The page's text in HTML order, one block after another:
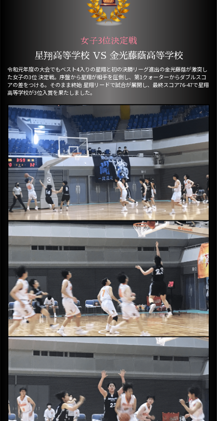
女子3位決定戦
星翔高等学校 VS 金光藤蔭高等学校
令和元年度の大会でもベスト4入りの星翔と初の決勝リーグ進出の金光藤蔭が激突し
た女子の3位 決定戦。序盤から星翔が相手を圧倒し、第1クォーターからダブルスコ
アの差をつける。そのまま終始 星翔リードで試合が展開し、最終スコア76-47で星翔
高等学校が3位入賞を果たしました。